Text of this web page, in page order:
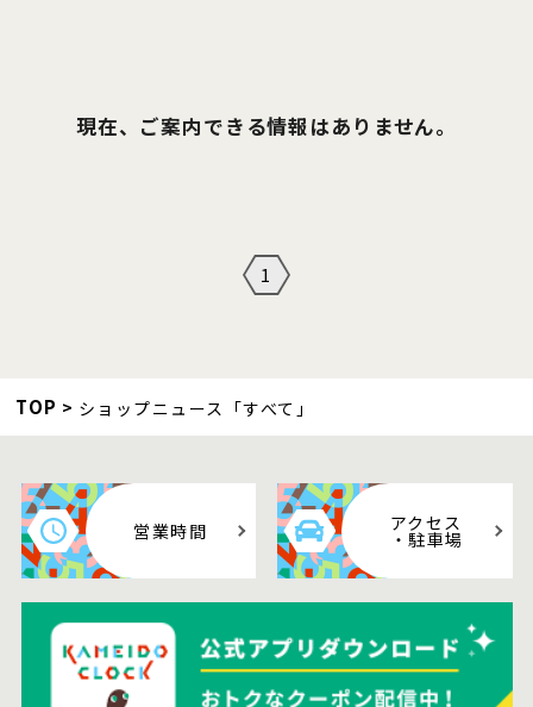
現在、ご案内できる情報はありません。
1
TOP ショップニュース「すべて」
営業時間 アクセス
・駐車場